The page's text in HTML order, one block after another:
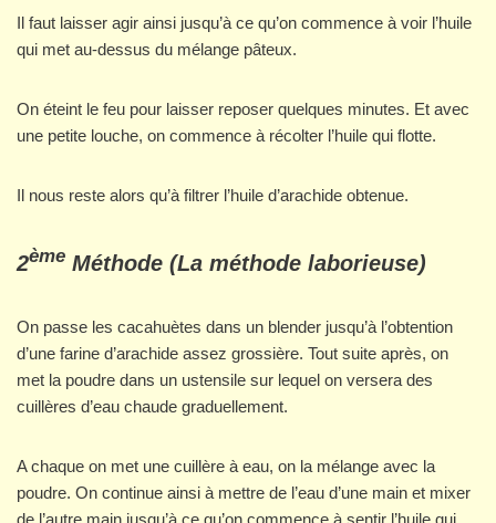
Il faut laisser agir ainsi jusqu’à ce qu’on commence à voir l’huile
qui met au-dessus du mélange pâteux.
On éteint le feu pour laisser reposer quelques minutes. Et avec
une petite louche, on commence à récolter l’huile qui flotte.
Il nous reste alors qu’à filtrer l’huile d’arachide obtenue.
2ème Méthode (La méthode laborieuse)
On passe les cacahuètes dans un blender jusqu’à l’obtention
d’une farine d’arachide assez grossière. Tout suite après, on
met la poudre dans un ustensile sur lequel on versera des
cuillères d’eau chaude graduellement.
A chaque on met une cuillère à eau, on la mélange avec la
poudre. On continue ainsi à mettre de l’eau d’une main et mixer